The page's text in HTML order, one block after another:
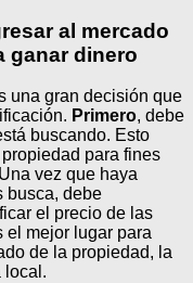
al mercado
ganar dinero
una gran decisión que
Primero, debe
buscando. Esto
para fines
vez que haya
busca, debe
el precio de las
el mejor lugar para
de la propiedad, la
local.